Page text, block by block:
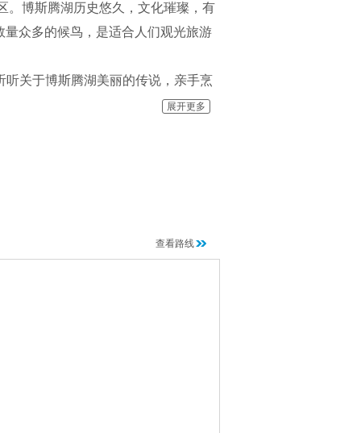
。博斯腾湖历史悠久，文化璀璨，有
众多的候鸟，是适合人们观光旅游
听关于博斯腾湖美丽的传说，亲手烹
活，让您感受独具韵味的渔文化。
探险之旅，每年吸引不少户外探险者
展开更多
查看路线